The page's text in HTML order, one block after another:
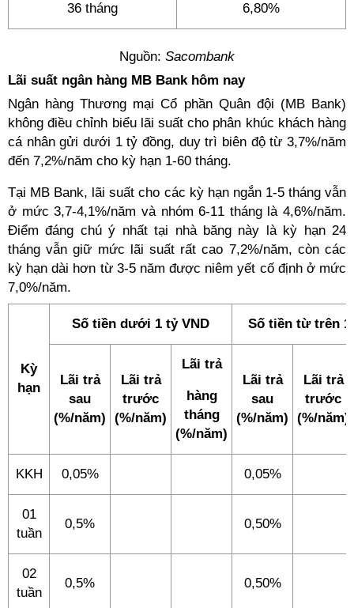
36 tháng 6,80%
Nguồn: Sacombank
Lãi suất ngân hàng MB Bank hôm nay
Ngân hàng Thương mại Cổ phần Quân đội (MB Bank)
không điều chỉnh biểu lãi suất cho phân khúc khách hàng
cá nhân gửi dưới 1 tỷ đồng, duy trì biên độ từ 3,7%/năm
đến 7,2%/năm cho kỳ hạn 1-60 tháng.
Tại MB Bank, lãi suất cho các kỳ hạn ngắn 1-5 tháng vẫn
ở mức 3,7-4,1%/năm và nhóm 6-11 tháng là 4,6%/năm.
Điểm đáng chú ý nhất tại nhà băng này là kỳ hạn 24
tháng vẫn giữ mức lãi suất rất cao 7,2%/năm, còn các
kỳ hạn dài hơn từ 3-5 năm được niêm yết cố định ở mức
7,0%/năm.
Kỳ
hạn
Số tiền dưới 1 tỷ VND Số tiền từ trên 1
Lãi trả
sau
(%/năm)
Lãi trả
trước
(%/năm)
Lãi trả
hàng
tháng
(%/năm)
Lãi trả
sau
(%/năm)
Lãi trả
trước
(%/năm)
KKH 0,05% 0,05%
01
tuần
0,5% 0,50%
02
tuần
0,5% 0,50%